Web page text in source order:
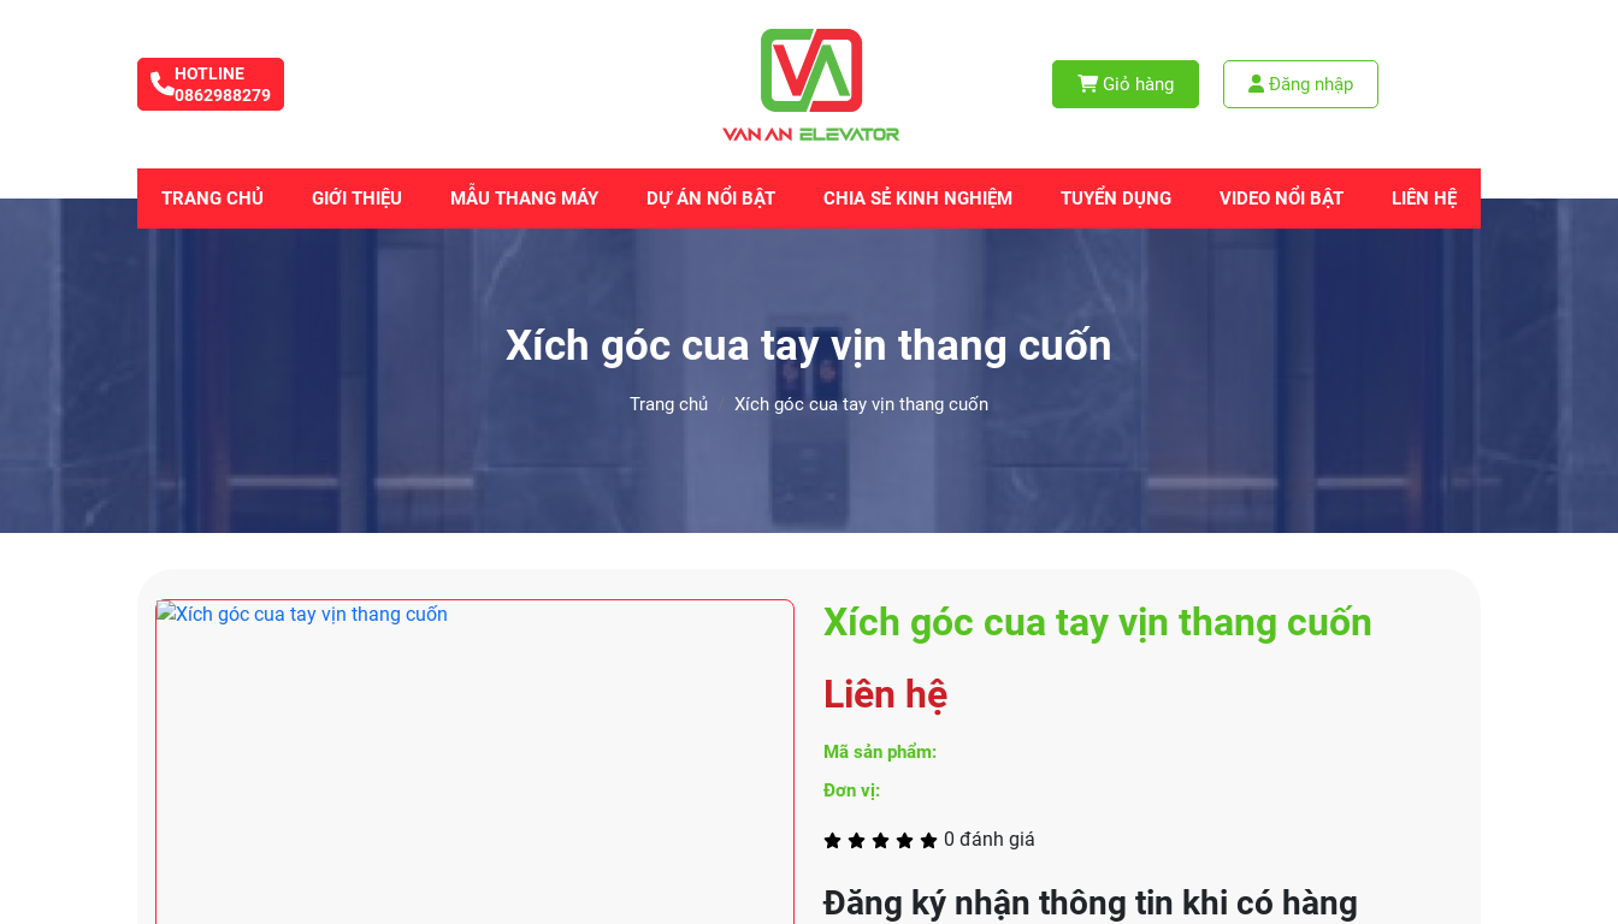
HOTLINE
0862988279
Giỏ hàng Đăng nhập
TRANG CHỦ GIỚI THIỆU MẪU THANG MÁY DỰ ÁN NỔI BẬT CHIA SẺ KINH NGHIỆM TUYỂN DỤNG VIDEO NỔI BẬT LIÊN HỆ
Xích góc cua tay vịn thang cuốn
Trang chủ Xích góc cua tay vịn thang cuốn
Xích góc cua tay vịn thang cuốn
Liên hệ
Mã sản phẩm:
Đơn vị:
0 đánh giá
Đăng ký nhận thông tin khi có hàng